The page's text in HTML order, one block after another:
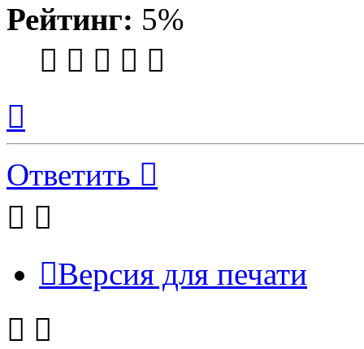
Рейтинг: 5%
началу
Ответить
Версия для печати